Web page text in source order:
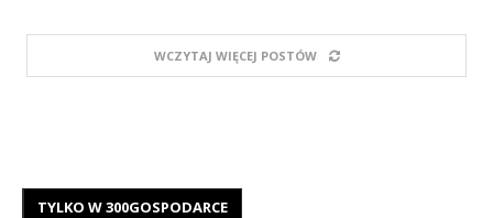
WCZYTAJ WIĘCEJ POSTÓW
TYLKO W 300GOSPODARCE